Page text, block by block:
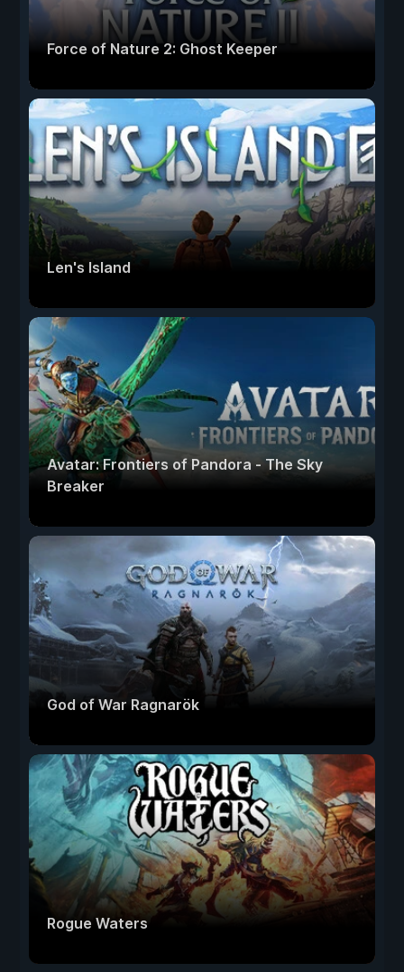
Force of Nature 2: Ghost Keeper
Len's Island
Avatar: Frontiers of Pandora - The Sky
Breaker
God of War Ragnarök
Rogue Waters